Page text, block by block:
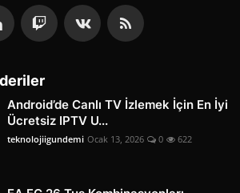
Android’de Canlı TV İzlemek İçin En İyi
Ücretsiz IPTV U...
teknolojiigundemi Ocak 13, 2026 0 622